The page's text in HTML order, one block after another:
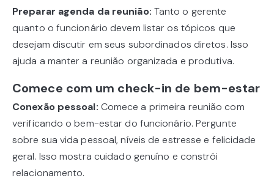
Preparar agenda da reunião: Tanto o gerente
quanto o funcionário devem listar os tópicos que
desejam discutir em seus subordinados diretos. Isso
ajuda a manter a reunião organizada e produtiva.
Comece com um check-in de bem-estar
Conexão pessoal: Comece a primeira reunião com
verificando o bem-estar do funcionário. Pergunte
sobre sua vida pessoal, níveis de estresse e felicidade
geral. Isso mostra cuidado genuíno e constrói
relacionamento.